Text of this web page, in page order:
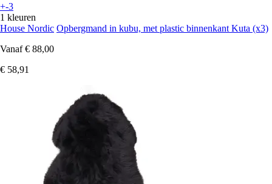
+-3
1 kleuren
House Nordic Opbergmand in kubu, met plastic binnenkant Kuta (x3)
Vanaf € 88,00
€ 58,91